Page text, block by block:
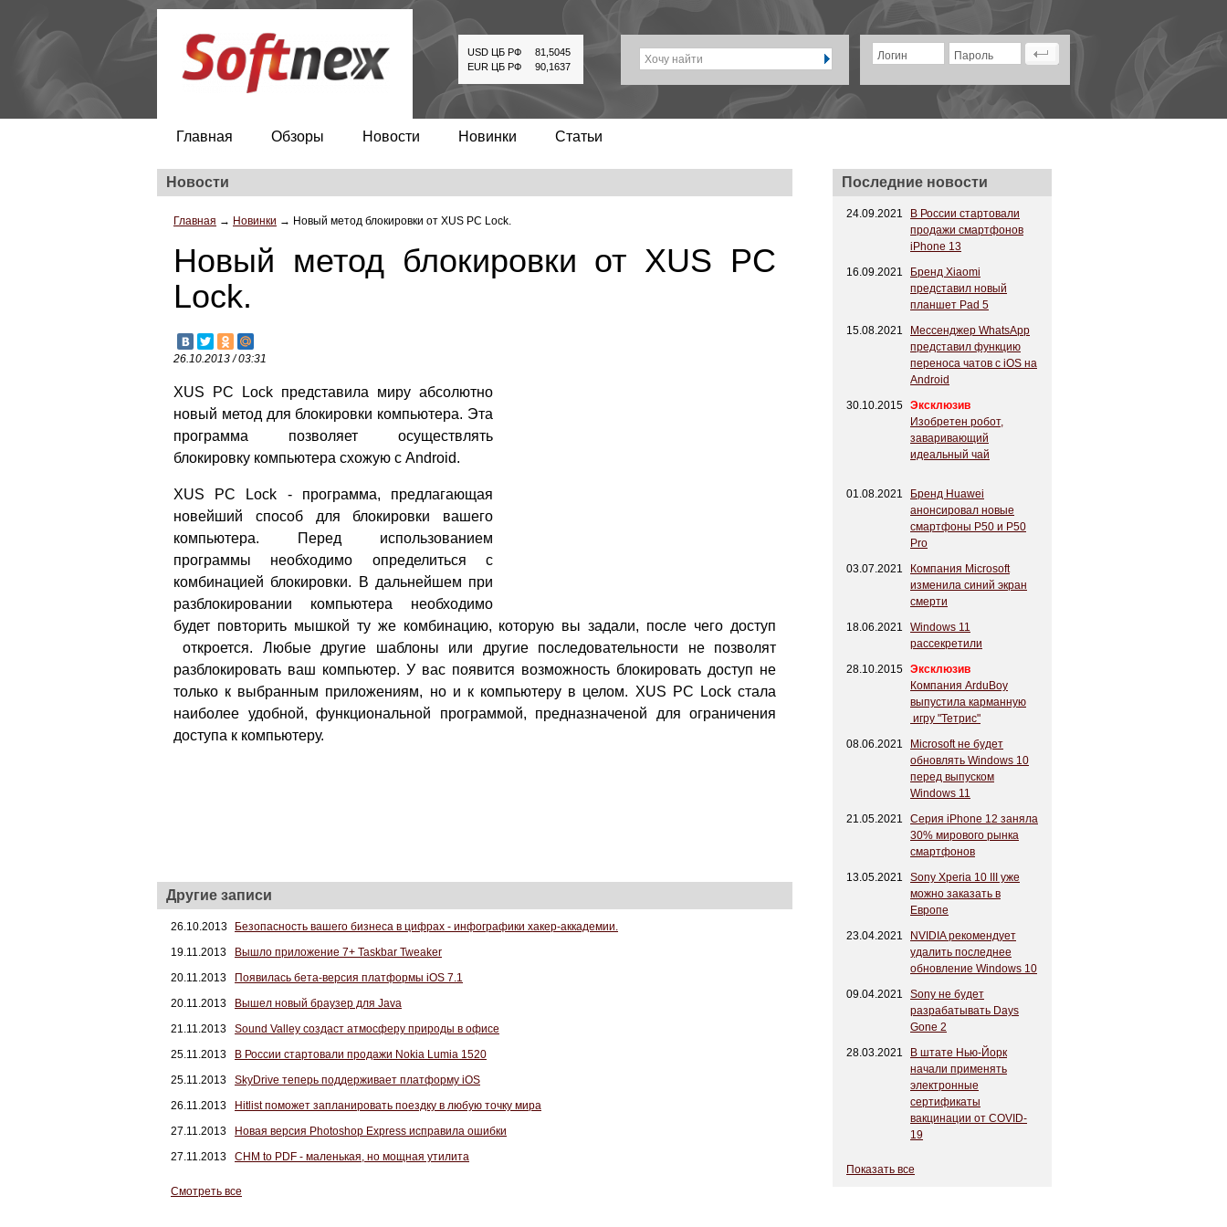
USD ЦБ РФ
81,5045
EUR ЦБ РФ
90,1637
Хочу найти Логин Пароль
Главная Обзоры Новости Новинки Статьи
Новости
Главная → Новинки → Новый метод блокировки от XUS PC Lock.
Новый метод блокировки от XUS PC
Lock.
26.10.2013 / 03:31
XUS PC Lock представила миру абсолютно
новый метод для блокировки компьютера. Эта
программа позволяет осуществлять
блокировку компьютера схожую с Android.
XUS PC Lock - программа, предлагающая
новейший способ для блокировки вашего
компьютера. Перед использованием
программы необходимо определиться с
комбинацией блокировки. В дальнейшем при
разблокировании компьютера необходимо
будет повторить мышкой ту же комбинацию, которую вы задали, после чего доступ
откроется. Любые другие шаблоны или другие последовательности не позволят
разблокировать ваш компьютер. У вас появится возможность блокировать доступ не
только к выбранным приложениям, но и к компьютеру в целом. XUS PC Lock стала
наиболее удобной, функциональной программой, предназначеной для ограничения
доступа к компьютеру.
Другие записи
26.10.2013
Безопасность вашего бизнеса в цифрах - инфографики хакер-аккадемии.
19.11.2013
Вышло приложение 7+ Taskbar Tweaker
20.11.2013
Появилась бета-версия платформы iOS 7.1
20.11.2013
Вышел новый браузер для Java
21.11.2013
Sound Valley создаст атмосферу природы в офисе
25.11.2013
В России стартовали продажи Nokia Lumia 1520
25.11.2013
SkyDrive теперь поддерживает платформу iOS
26.11.2013
Hitlist поможет запланировать поездку в любую точку мира
27.11.2013
Новая версия Photoshop Express исправила ошибки
27.11.2013
CHM to PDF - маленькая, но мощная утилита
Смотреть все
Последние новости
24.09.2021
В России стартовали
продажи смартфонов
iPhone 13
16.09.2021
Бренд Xiaomi
представил новый
планшет Pad 5
15.08.2021
Мессенджер WhatsApp
представил функцию
переноса чатов с iOS на
Android
30.10.2015 Эксклюзив
Изобретен робот,
заваривающий
идеальный чай
01.08.2021
Бренд Huawei
анонсировал новые
смартфоны P50 и P50
Pro
03.07.2021
Компания Microsoft
изменила синий экран
смерти
18.06.2021
Windows 11
рассекретили
28.10.2015 Эксклюзив
Компания ArduBoy
выпустила карманную
игру "Тетрис"
08.06.2021
Microsoft не будет
обновлять Windows 10
перед выпуском
Windows 11
21.05.2021
Серия iPhone 12 заняла
30% мирового рынка
смартфонов
13.05.2021
Sony Xperia 10 III уже
можно заказать в
Европе
23.04.2021
NVIDIA рекомендует
удалить последнее
обновление Windows 10
09.04.2021
Sony не будет
разрабатывать Days
Gone 2
28.03.2021
В штате Нью-Йорк
начали применять
электронные
сертификаты
вакцинации от COVID-
19
Показать все